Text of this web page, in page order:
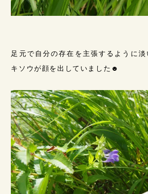
足元で自分の存在を主張するように淡
キソウが顔を出していました☻